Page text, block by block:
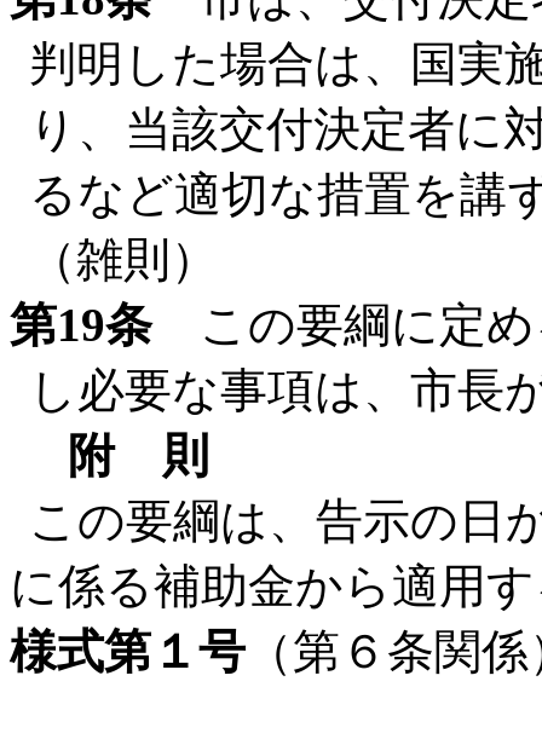
判明した場合は、国実
り、当該交付決定者に
るなど適切な措置を講
（雑則）
第19条この要綱に定め
し必要な事項は、市長
附 則
この要綱は、告示の日
に係る補助金から適用
様式第１号（第６条関係